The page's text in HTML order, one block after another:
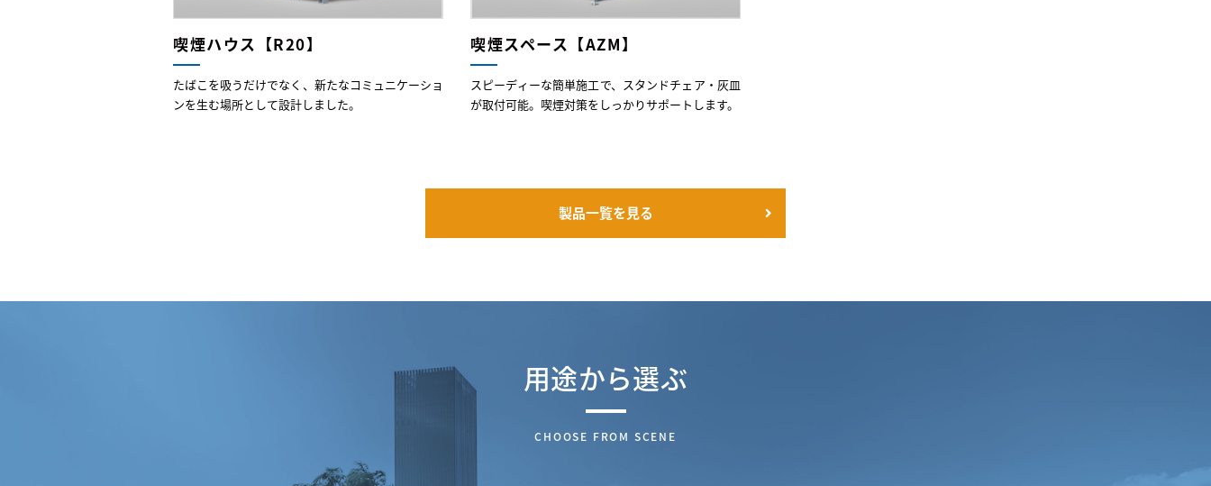
喫煙ハウス【R20】
たばこを吸うだけでなく、新たなコミュニケーショ
ンを生む場所として設計しました。
喫煙スペース【AZM】
スピーディーな簡単施工で、スタンドチェア・灰皿
が取付可能。喫煙対策をしっかりサポートします。
製品一覧を見る
用途から選ぶ
CHOOSE FROM SCENE